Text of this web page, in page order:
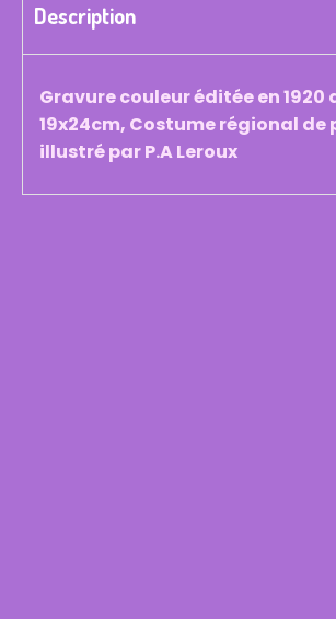
Description
Gravure couleur éditée en
19x24cm, Costume régional de
illustré par P.A Leroux